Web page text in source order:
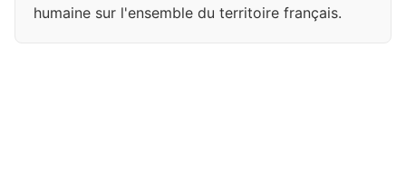
humaine sur l'ensemble du territoire français.